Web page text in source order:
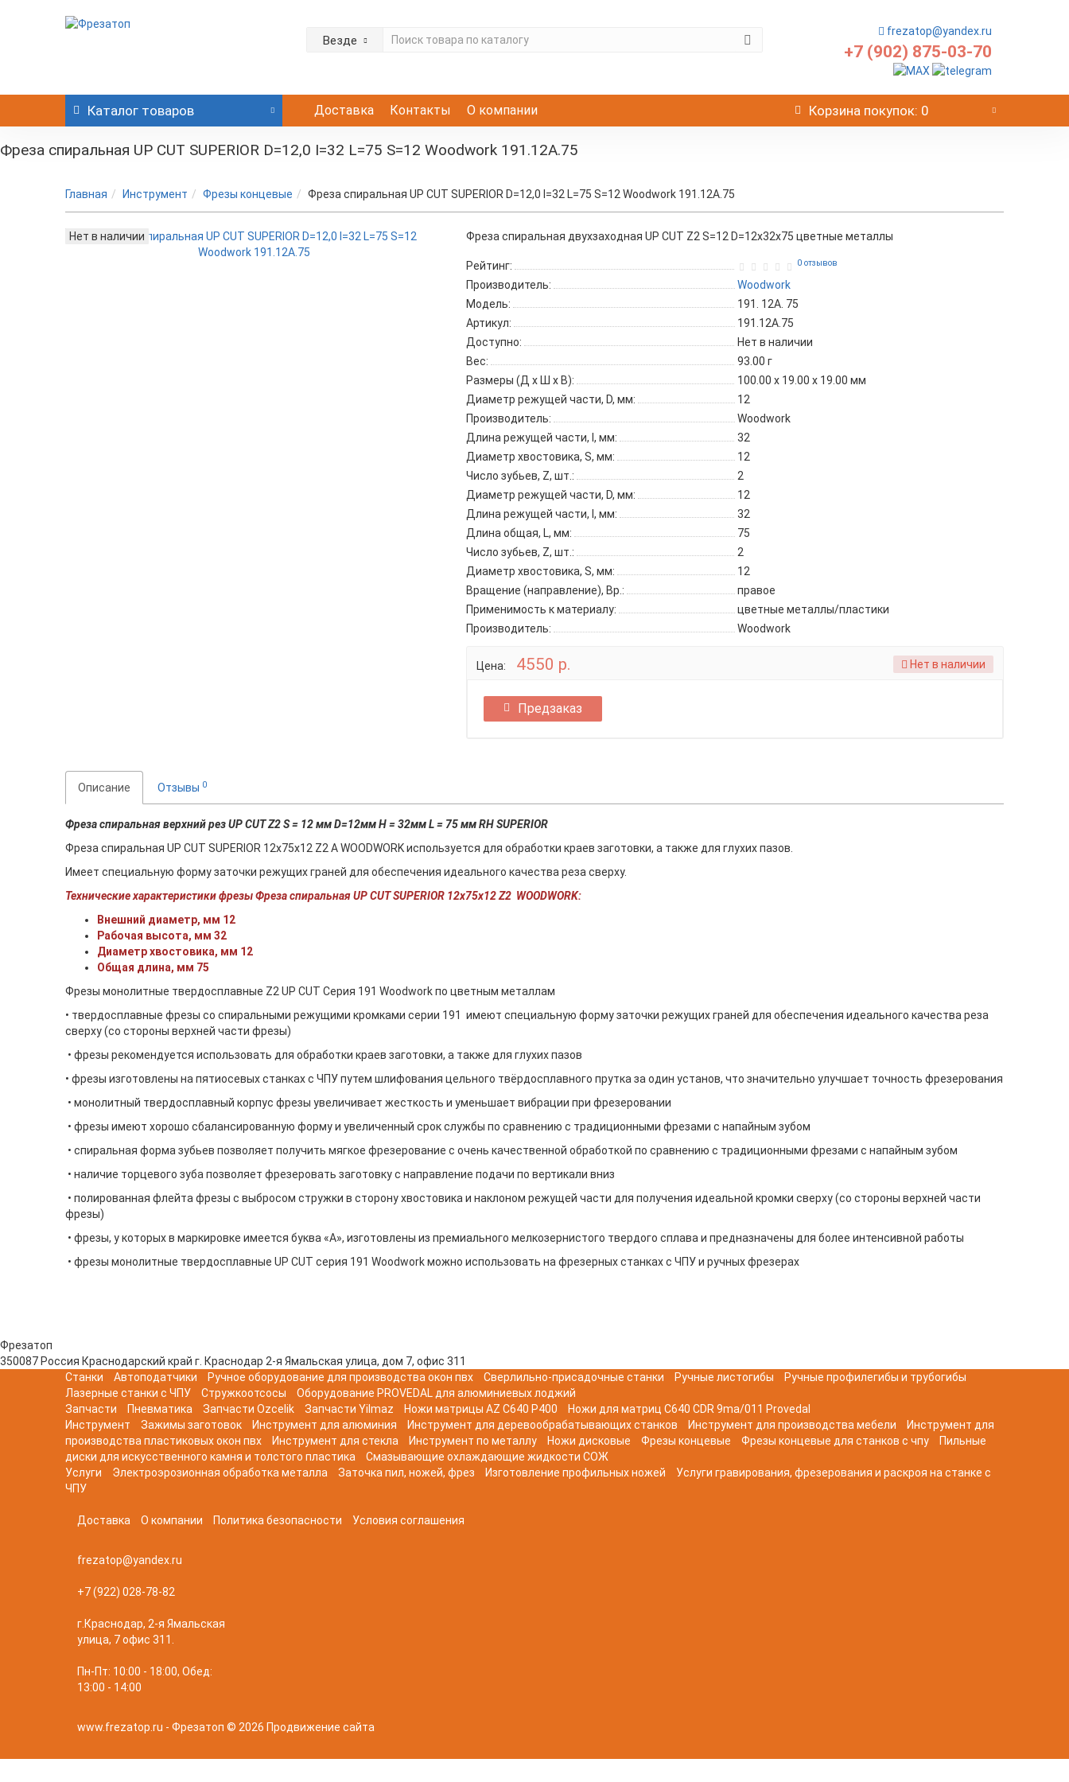
Везде
frezatop@yandex.ru
+7 (902) 875-03-70
Каталог товаров Доставка Контакты О компании Корзина покупок: 0
Фреза спиральная UP CUT SUPERIOR D=12,0 I=32 L=75 S=12 Woodwork 191.12A.75
Главная Инструмент Фрезы концевые Фреза спиральная UP CUT SUPERIOR D=12,0 I=32 L=75 S=12 Woodwork 191.12A.75
Нет в наличии Фреза спиральная двухзаходная UP CUT Z2 S=12 D=12x32x75 цветные металлы
Рейтинг: 0 отзывов
Производитель:
Woodwork
Модель:
191. 12A. 75
Артикул:
191.12A.75
Доступно:
Нет в наличии
Вес:
93.00 г
Размеры (Д x Ш x В):
100.00 x 19.00 x 19.00 мм
Диаметр режущей части, D, мм:
12
Производитель:
Woodwork
Длина режущей части, l, мм:
32
Диаметр хвостовика, S, мм:
12
Число зубьев, Z, шт.:
2
Диаметр режущей части, D, мм:
12
Длина режущей части, l, мм:
32
Длина общая, L, мм:
75
Число зубьев, Z, шт.:
2
Диаметр хвостовика, S, мм:
12
Вращение (направление), Вр.:
правое
Применимость к материалу:
цветные металлы/пластики
Производитель:
Woodwork
Цена: 4550 р. Нет в наличии
Предзаказ
Описание Отзывы 0
Фреза спиральная верхний рез UP CUT Z2 S = 12 мм D=12мм H = 32мм L = 75 мм RH SUPERIOR
Фреза спиральная UP CUT SUPERIOR 12х75х12 Z2 A WOODWORK используется для обработки краев заготовки, а также для глухих пазов.
Имеет специальную форму заточки режущих граней для обеспечения идеального качества реза сверху.
Технические характеристики фрезы Фреза спиральная UP CUT SUPERIOR 12х75х12 Z2 WOODWORK:
Внешний диаметр, мм 12
Рабочая высота, мм 32
Диаметр хвостовика, мм 12
Общая длина, мм 75
Фрезы монолитные твердосплавные Z2 UP CUT Серия 191 Woodwork по цветным металлам
• твердосплавные фрезы со спиральными режущими кромками серии 191 имеют специальную форму заточки режущих граней для обеспечения идеального качества реза
сверху (со стороны верхней части фрезы)
• фрезы рекомендуется использовать для обработки краев заготовки, а также для глухих пазов
• фрезы изготовлены на пятиосевых станках с ЧПУ путем шлифования цельного твёрдосплавного прутка за один установ, что значительно улучшает точность фрезерования
• монолитный твердосплавный корпус фрезы увеличивает жесткость и уменьшает вибрации при фрезеровании
• фрезы имеют хорошо сбалансированную форму и увеличенный срок службы по сравнению с традиционными фрезами с напайным зубом
• спиральная форма зубьев позволяет получить мягкое фрезерование с очень качественной обработкой по сравнению с традиционными фрезами с напайным зубом
• наличие торцевого зуба позволяет фрезеровать заготовку с направление подачи по вертикали вниз
• полированная флейта фрезы с выбросом стружки в сторону хвостовика и наклоном режущей части для получения идеальной кромки сверху (со стороны верхней части
фрезы)
• фрезы, у которых в маркировке имеется буква «A», изготовлены из премиального мелкозернистого твердого сплава и предназначены для более интенсивной работы
• фрезы монолитные твердосплавные UP CUT серия 191 Woodwork можно использовать на фрезерных станках с ЧПУ и ручных фрезерах
Фрезатоп
350087 Россия Краснодарский край г. Краснодар 2-я Ямальская улица, дом 7, офис 311
Станки
Автоподатчики Ручное оборудование для производства окон пвх Сверлильно-присадочные станки Ручные листогибы
Ручные профилегибы и трубогибы
Лазерные станки с ЧПУ
Стружкоотсосы
Оборудование PROVEDAL для алюминиевых лоджий
Запчасти
Пневматика Запчасти Ozcelik Запчасти Yilmaz Ножи матрицы AZ C640 P400
Ножи для матриц C640 CDR 9ma/011 Provedal
Инструмент
Зажимы заготовок Инструмент для алюминия Инструмент для деревообрабатывающих станков Инструмент для производства мебели
Инструмент для
производства пластиковых окон пвх
Инструмент для стекла Инструмент по металлу Ножи дисковые Фрезы концевые Фрезы концевые для станков с чпу
Пильные
диски для искусственного камня и толстого пластика
Смазывающие охлаждающие жидкости СОЖ
Услуги
Электроэрозионная обработка металла Заточка пил, ножей, фрез Изготовление профильных ножей
Услуги гравирования, фрезерования и раскроя на станке с
ЧПУ
Доставка О компании Политика безопасности Условия соглашения
frezatop@yandex.ru
+7 (922) 028-78-82
г.Краснодар, 2-я Ямальская
улица, 7 офис 311.
Пн-Пт: 10:00 - 18:00, Обед:
13:00 - 14:00
www.frezatop.ru - Фрезатоп © 2026 Продвижение сайта